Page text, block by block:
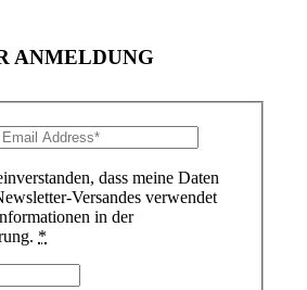
ANMELDUNG
dass meine Daten
Versandes verwendet
in der
*